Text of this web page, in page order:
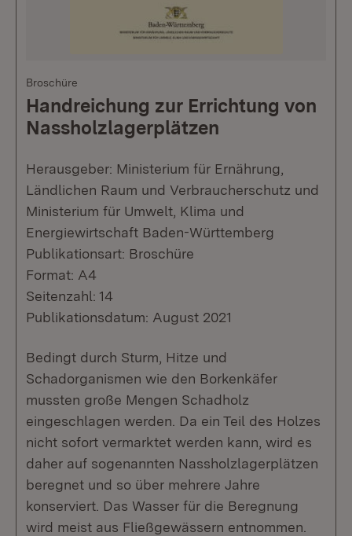
Broschüre
Handreichung zur Errichtung von
Nassholzlagerplätzen
Herausgeber: Ministerium für Ernährung,
Ländlichen Raum und Verbraucherschutz und
Ministerium für Umwelt, Klima und
Energiewirtschaft Baden-Württemberg
Publikationsart: Broschüre
Format: A4
Seitenzahl: 14
Publikationsdatum: August 2021
Bedingt durch Sturm, Hitze und
Schadorganismen wie den Borkenkäfer
mussten große Mengen Schadholz
eingeschlagen werden. Da ein Teil des Holzes
nicht sofort vermarktet werden kann, wird es
daher auf sogenannten Nassholzlagerplätzen
beregnet und so über mehrere Jahre
konserviert. Das Wasser für die Beregnung
wird meist aus Fließgewässern entnommen.